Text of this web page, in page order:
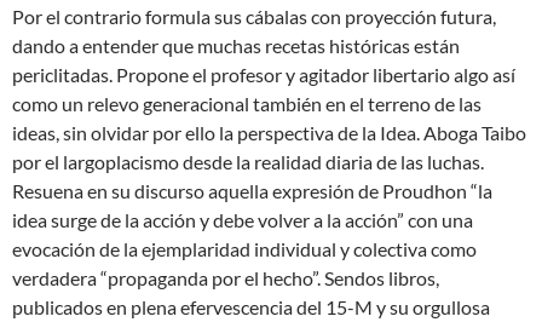
Por el contrario formula sus cábalas con proyección futura,
dando a entender que muchas recetas históricas están
periclitadas. Propone el profesor y agitador libertario algo así
como un relevo generacional también en el terreno de las
ideas, sin olvidar por ello la perspectiva de la Idea. Aboga Taibo
por el largoplacismo desde la realidad diaria de las luchas.
Resuena en su discurso aquella expresión de Proudhon “la
idea surge de la acción y debe volver a la acción” con una
evocación de la ejemplaridad individual y colectiva como
verdadera “propaganda por el hecho”. Sendos libros,
publicados en plena efervescencia del 15-M y su orgullosa